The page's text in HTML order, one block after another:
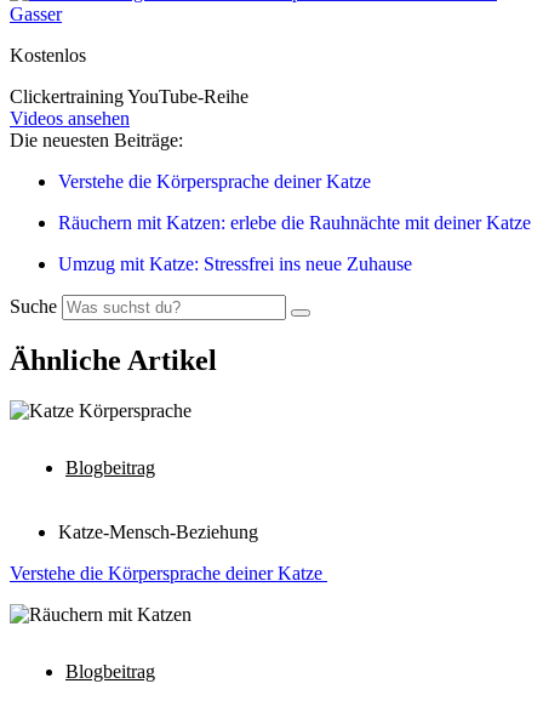
Kostenlos
Clickertraining YouTube-Reihe
Videos ansehen
Die neuesten Beiträge:
Verstehe die Körpersprache deiner Katze
Räuchern mit Katzen: erlebe die Rauhnächte mit deiner Katze
Umzug mit Katze: Stressfrei ins neue Zuhause
Suche
Ähnliche Artikel
Blogbeitrag
Katze-Mensch-Beziehung
Verstehe die Körpersprache deiner Katze
Blogbeitrag